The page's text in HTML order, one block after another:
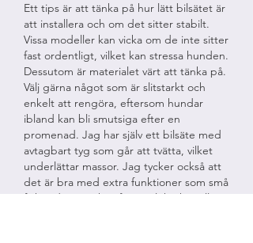
Ett tips är att tänka på hur lätt bilsätet är
att installera och om det sitter stabilt.
Vissa modeller kan vicka om de inte sitter
fast ordentligt, vilket kan stressa hunden.
Dessutom är materialet värt att tänka på.
Välj gärna något som är slitstarkt och
enkelt att rengöra, eftersom hundar
ibland kan bli smutsiga efter en
promenad. Jag har själv ett bilsäte med
avtagbart tyg som går att tvätta, vilket
underlättar massor. Jag tycker också att
det är bra med extra funktioner som små
fickor där man kan förvara leksaker eller